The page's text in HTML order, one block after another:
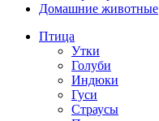
Домашние животные
Птица
Утки
Голуби
Индюки
Гуси
Страусы